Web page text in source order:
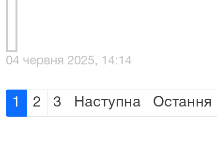
04 червня 2025, 14:14
1 2 3 Наступна Остання